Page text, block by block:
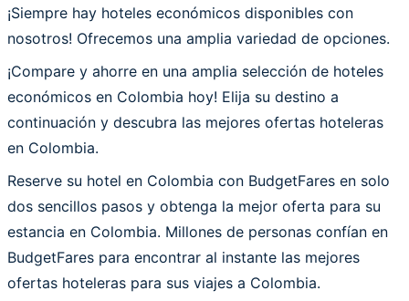
¡Siempre hay hoteles económicos disponibles con
nosotros! Ofrecemos una amplia variedad de opciones.
¡Compare y ahorre en una amplia selección de hoteles
económicos en Colombia hoy! Elija su destino a
continuación y descubra las mejores ofertas hoteleras
en Colombia.
Reserve su hotel en Colombia con BudgetFares en solo
dos sencillos pasos y obtenga la mejor oferta para su
estancia en Colombia. Millones de personas confían en
BudgetFares para encontrar al instante las mejores
ofertas hoteleras para sus viajes a Colombia.